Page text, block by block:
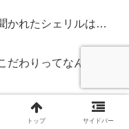
かれたシェリルは…
わりってなんです
うということ。特殊な
トップ サイドバー